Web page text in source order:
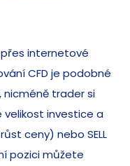
internetové
CFD je podobné
nicméně trader si
velikost investice a
ceny) nebo SELL
pozici můžete